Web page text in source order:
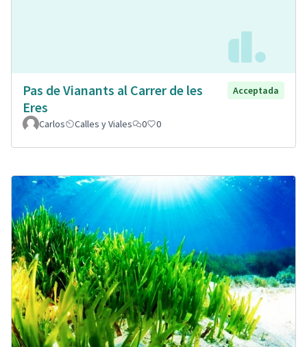
Pas de Vianants al Carrer de les
Eres
Acceptada
Carlos Calles y Viales 0 0